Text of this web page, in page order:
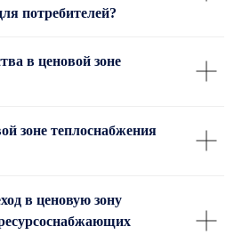
потребителей?
в ценовой зоне
зоне теплоснабжения
в ценовую зону